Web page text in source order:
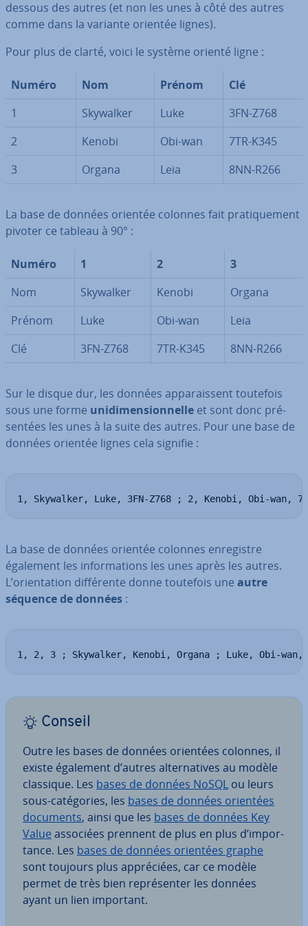
dessous des autres (et non les unes à côté des autres
comme dans la variante orientée lignes).
Pour plus de clarté, voici le système orienté ligne :
Numéro Nom Prénom
Clé
1
Skywalker Luke
3FN-Z768
2
Kenobi Obi-wan
7TR-K345
3
Organa Leia 8NN-R266
La base de données orientée colonnes fait pra­ti­que­ment
pivoter ce tableau à 90° :
Numéro 1 2
3
Nom
Skywalker Kenobi
Organa
Prénom
Luke Obi-wan
Leia
Clé
3FN-Z768 7TR-K345 8NN-R266
Sur le disque dur, les données ap­pa­rais­sent toutefois
sous une forme uni­di­men­sion­nelle et sont donc pré­
sen­tées les unes à la suite des autres. Pour une base de
données orientée lignes cela signifie :
1, Skywalker, Luke, 3FN-Z768 ; 2, Kenobi, Obi-wan,
La base de données orientée colonnes en­re­gistre
également les in­for­ma­tions les unes après les autres.
L’orien­ta­tion dif­fé­rente donne toutefois une autre
séquence de données :
1, 2, 3 ; Skywalker, Kenobi, Organa ; Luke, Obi-wan,
Conseil
Outre les bases de données orientées colonnes, il
existe également d’autres al­ter­na­tives au modèle
classique. Les bases de données NoSQL ou leurs
sous-ca­té­go­ries, les bases de données orientées
documents, ainsi que les bases de données Key
Value associées prennent de plus en plus d’im­por­
tance. Les bases de données orientées graphe
sont toujours plus ap­pré­ciées, car ce modèle
permet de très bien re­pré­sen­ter les données
ayant un lien important.